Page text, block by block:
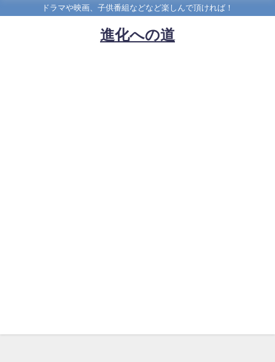
ドラマや映画、子供番組などなど楽しんで頂ければ！
進化への道